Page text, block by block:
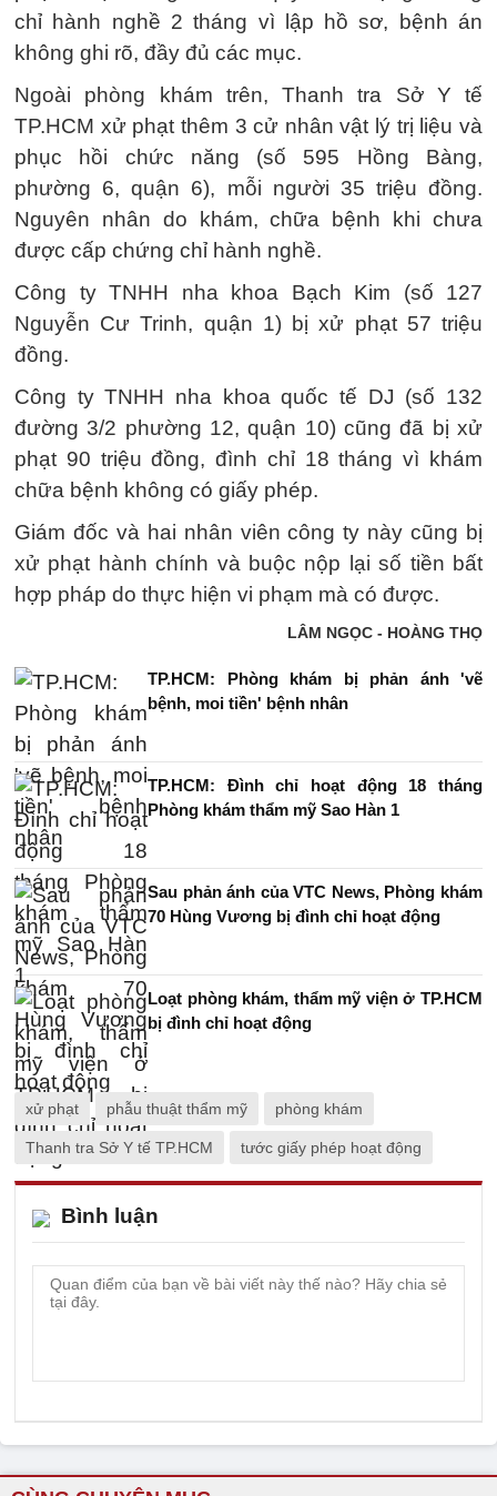
chỉ hành nghề 2 tháng vì lập hồ sơ, bệnh án
không ghi rõ, đầy đủ các mục.
Ngoài phòng khám trên, Thanh tra Sở Y tế
TP.HCM xử phạt thêm 3 cử nhân vật lý trị liệu và
phục hồi chức năng (số 595 Hồng Bàng,
phường 6, quận 6), mỗi người 35 triệu đồng.
Nguyên nhân do khám, chữa bệnh khi chưa
được cấp chứng chỉ hành nghề.
Công ty TNHH nha khoa Bạch Kim (số 127
Nguyễn Cư Trinh, quận 1) bị xử phạt 57 triệu
đồng.
Công ty TNHH nha khoa quốc tế DJ (số 132
đường 3/2 phường 12, quận 10) cũng đã bị xử
phạt 90 triệu đồng, đình chỉ 18 tháng vì khám
chữa bệnh không có giấy phép.
Giám đốc và hai nhân viên công ty này cũng bị
xử phạt hành chính và buộc nộp lại số tiền bất
hợp pháp do thực hiện vi phạm mà có được.
LÂM NGỌC - HOÀNG THỌ
TP.HCM: Phòng khám bị phản ánh 'vẽ
bệnh, moi tiền' bệnh nhân
TP.HCM: Đình chỉ hoạt động 18 tháng
Phòng khám thẩm mỹ Sao Hàn 1
Sau phản ánh của VTC News, Phòng khám
70 Hùng Vương bị đình chỉ hoạt động
Loạt phòng khám, thẩm mỹ viện ở TP.HCM
bị đình chỉ hoạt động
xử phạt phẫu thuật thẩm mỹ phòng khám
Thanh tra Sở Y tế TP.HCM tước giấy phép hoạt động
Bình luận